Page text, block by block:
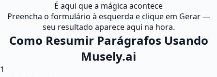
É aqui que a mágica acontece
Preencha o formulário à esquerda e clique em Gerar —
seu resultado aparece aqui na hora.
Como Resumir Parágrafos Usando
Musely.ai
1